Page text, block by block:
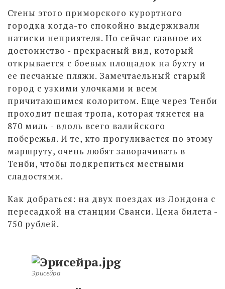
Стены этого приморского курортного
городка когда-то спокойно выдерживали
натиски неприятеля. Но сейчас главное их
достоинство - прекрасный вид, который
открывается с боевых площадок на бухту и
ее песчаные пляжи. Замечтаельный старый
город с узкими улочками и всем
причитающимся колоритом. Еще через Тенби
проходит пешая тропа, которая тянется на
870 миль - вдоль всего валийского
побережья. И те, кто прогуливается по этому
маршруту, очень любят заворачивать в
Тенби, чтобы подкрепиться местными
сладостями.
Как добраться: на двух поездах из Лондона с
пересадкой на станции Сванси. Цена билета -
750 рублей.
Эрисейра